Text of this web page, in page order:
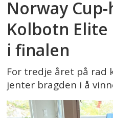
Norway
Kolbotn
i finalen
For tredje året på rad
jenter bragden i å